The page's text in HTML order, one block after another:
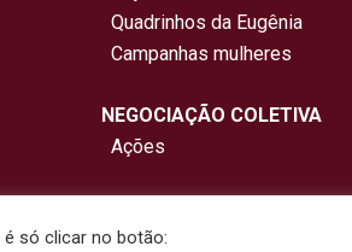
Quadrinhos da Eugênia
Campanhas mulheres
NEGOCIAÇÃO COLETIVA
Ações
só clicar no botão: